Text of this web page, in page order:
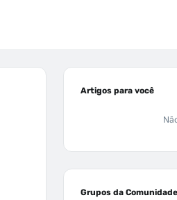
Artigos para você
Grupos da Comunidade